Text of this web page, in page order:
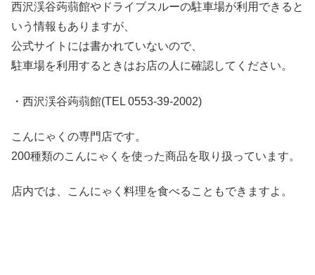
西沢渓谷蒟蒻館やドライブスルーの駐車場が利用できると
いう情報もありますが、
公式サイトには書かれていないので、
駐車場を利用するときはお店の人に確認してください。
・西沢渓谷蒟蒻館(TEL 0553-39-2002)
こんにゃくの専門店です。
200種類のこんにゃくを使った商品を取り扱っています。
店内では、こんにゃく料理を食べることもできますよ。